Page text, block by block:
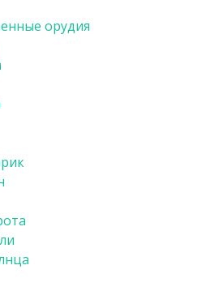
орудия